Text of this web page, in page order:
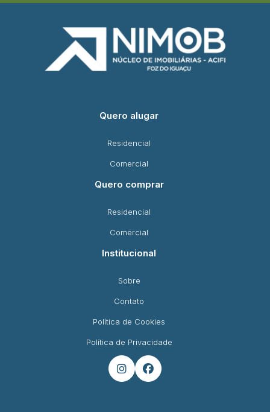
Quero alugar
Residencial
Comercial
Quero comprar
Residencial
Comercial
Institucional
Sobre
Contato
Política de Cookies
Política de Privacidade
 